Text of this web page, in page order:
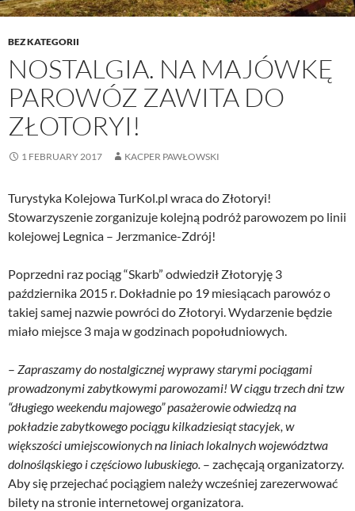
BEZ KATEGORII
NOSTALGIA. NA MAJÓWKĘ
PAROWÓZ ZAWITA DO
ZŁOTORYI!
1 FEBRUARY 2017 KACPER PAWŁOWSKI
Turystyka Kolejowa TurKol.pl wraca do Złotoryi!
Stowarzyszenie zorganizuje kolejną podróż parowozem po linii
kolejowej Legnica – Jerzmanice-Zdrój!
Poprzedni raz pociąg “Skarb” odwiedził Złotoryję 3
października 2015 r. Dokładnie po 19 miesiącach parowóz o
takiej samej nazwie powróci do Złotoryi. Wydarzenie będzie
miało miejsce 3 maja w godzinach popołudniowych.
– Zapraszamy do nostalgicznej wyprawy starymi pociągami
prowadzonymi zabytkowymi parowozami! W ciągu trzech dni tzw
“długiego weekendu majowego” pasażerowie odwiedzą na
pokładzie zabytkowego pociągu kilkadziesiąt stacyjek, w
większości umiejscowionych na liniach lokalnych województwa
dolnośląskiego i częściowo lubuskiego. – zachęcają organizatorzy.
Aby się przejechać pociągiem należy wcześniej zarezerwować
bilety na stronie internetowej organizatora.